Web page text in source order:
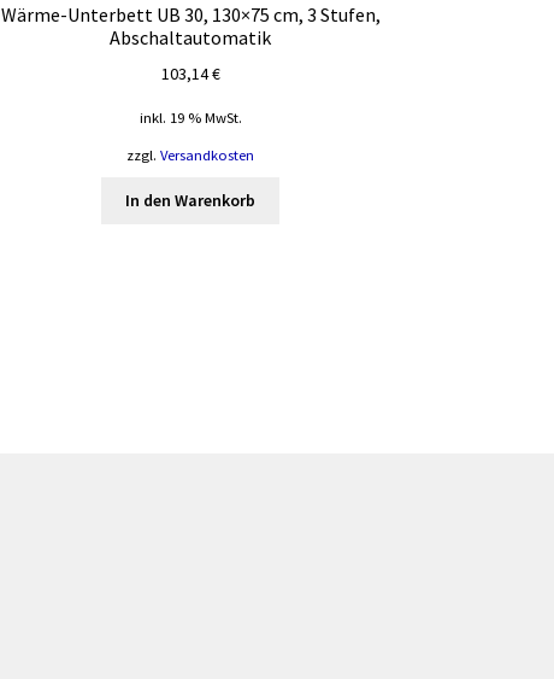
Wärme-Unterbett UB 30, 130×75 cm, 3 Stufen,
Abschaltautomatik
103,14€
inkl. 19 % MwSt.
zzgl.Versandkosten
In den Warenkorb